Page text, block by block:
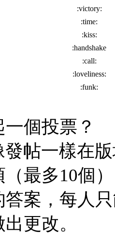
:victory:
:time:
:kiss:
:handshake
:call:
:loveliness:
:funk:
個投票？
帖一樣在
最多10個
答案，每人
更改。